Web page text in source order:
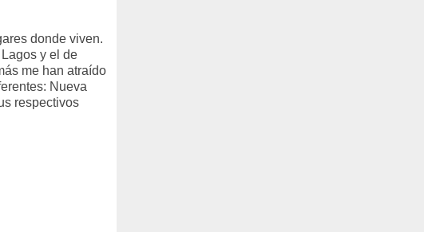
donde viven.
y el de
me han atraído
Nueva
respectivos